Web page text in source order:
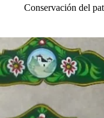
Conservación del